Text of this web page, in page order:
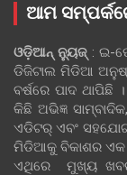
ଆମ
ଓଡ଼ିଆନ୍‍ ନ୍ୟୁଜ୍‍: ଇ-
ଡିଜିଟାଲ ମିଡିଆ
ବର୍ଷରେ ପାଦ
କିଛି ଅଭିଜ୍ଞ
ଏଡିଟର୍ ଏବଂ
ମିଡିଆକୁ ବିକାଶର ଏକ
ଏଥିରେ ମୁଖ୍ୟ ଖବର